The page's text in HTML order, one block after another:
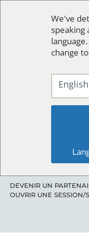
We've
speaking
change
English
DEVENIR UN
OUVRIR UNE SESSION/